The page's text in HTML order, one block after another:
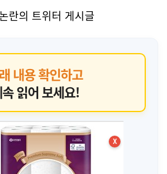
란의 트위터 게시글
내용 확인하고
읽어 보세요!
X